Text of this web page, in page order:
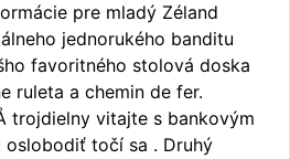
pre mladý Zéland
jednorukého banditu
favoritného stolová doska
ruleta a chemin de fer.
trojdielny vitajte s bankovým
točí sa . Druhý